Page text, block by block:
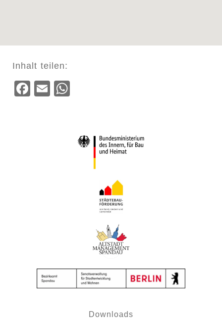
Inhalt teilen:
Facebook
Email
Downloads